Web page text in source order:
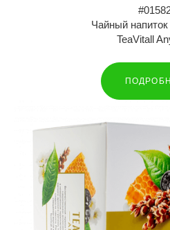
Чайный
TeaVitall